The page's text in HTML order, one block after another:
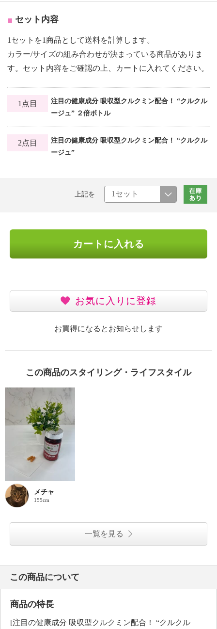
セット内容
1セットを1商品として送料を計算します。
カラー/サイズの組み合わせが決まっている商品がありま
す。セット内容をご確認の上、カートに入れてください。
1点目
注目の健康成分 吸収型クルクミン配合！ “クルクル
ージュ” ２倍ボトル
2点目
注目の健康成分 吸収型クルクミン配合！ “クルクル
ージュ”
上記を
カートに入れる
お気に入りに登録
お買得になるとお知らせします
この商品のスタイリング・ライフスタイル
メチャ
155cm
一覧を見る
この商品について
商品の特長
[注目の健康成分 吸収型クルクミン配合！ “クルクル